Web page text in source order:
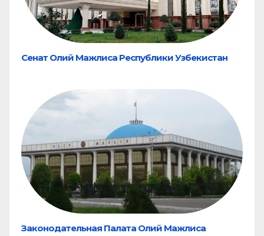
Сенат Олий Мажлиса Республики Узбекистан
Законодательная Палата Олий Мажлиса